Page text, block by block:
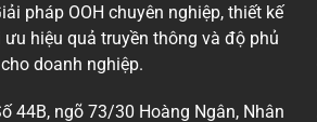
pháp OOH chuyên nghiệp, thiết kế
ưu hiệu quả truyền thông và độ phủ
doanh nghiệp.
44B, ngõ 73/30 Hoàng Ngân, Nhân